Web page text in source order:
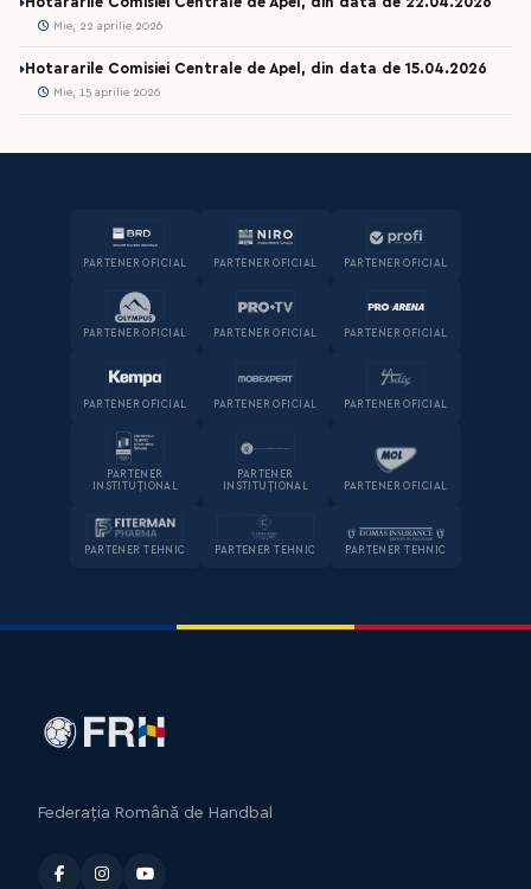
Mie, 22 aprilie 2026
Hotararile Comisiei Centrale de Apel, din data de 15.04.2026
Mie, 15 aprilie 2026
PARTENER OFICIAL PARTENER OFICIAL PARTENER OFICIAL
PARTENER OFICIAL PARTENER OFICIAL PARTENER OFICIAL
PARTENER OFICIAL PARTENER OFICIAL PARTENER OFICIAL
PARTENER
INSTITUȚIONAL
PARTENER
INSTITUȚIONAL
PARTENER OFICIAL
PARTENER TEHNIC PARTENER TEHNIC PARTENER TEHNIC
Federația Română de Handbal